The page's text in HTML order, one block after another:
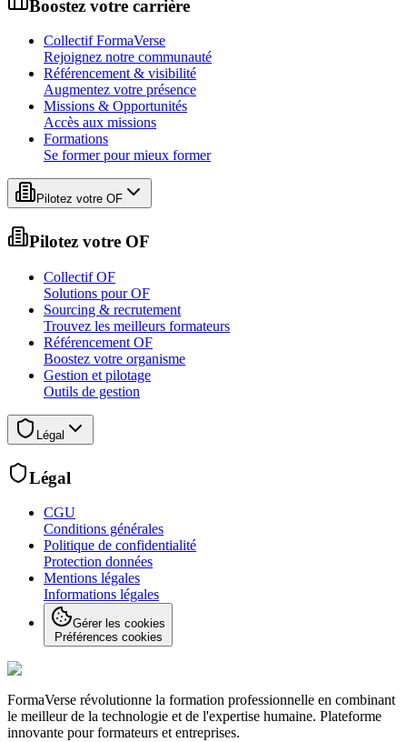
Boostez votre carrière
Collectif FormaVerse
Rejoignez notre communauté
Référencement & visibilité
Augmentez votre présence
Missions & Opportunités
Accès aux missions
Formations
Se former pour mieux former
Pilotez votre OF
Pilotez votre OF
Collectif OF
Solutions pour OF
Sourcing & recrutement
Trouvez les meilleurs formateurs
Référencement OF
Boostez votre organisme
Gestion et pilotage
Outils de gestion
Légal
Légal
CGU
Conditions générales
Politique de confidentialité
Protection données
Mentions légales
Informations légales
Gérer les cookies
Préférences cookies
FormaVerse révolutionne la formation professionnelle en combinant
le meilleur de la technologie et de l'expertise humaine. Plateforme
innovante pour formateurs et entreprises.